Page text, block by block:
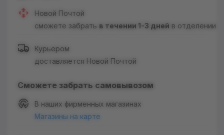
Новой Почтой
сможете забрать в течении 1-3 дней в отделении
Курьером
доставляется Новой Почтой
Сможете забрать самовывозом
В наших фирменных магазинах
Магазины на карте